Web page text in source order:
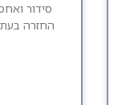
סידור
החזרה